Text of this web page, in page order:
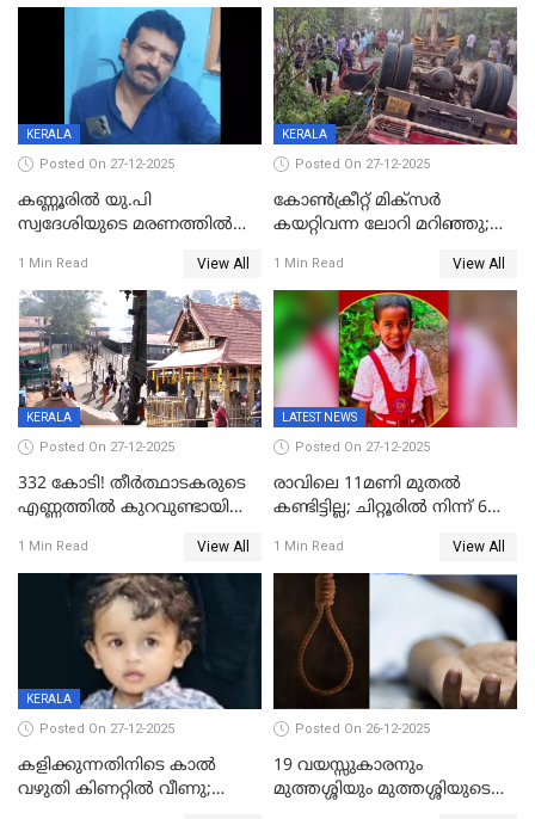
പത്തുപേരെ പുറത്താക്കി,
ചൊവ്വന്നൂരിലും നടപടി
KERALA
Posted On 27-12-2025
കണ്ണൂരിൽ യു.പി
സ്വദേശിയുടെ മരണത്തിൽ
കേസ്; തർക്കമുണ്ടായത്
ഫേഷ്യലിന് 300 രൂപ
ആവശ്യപ്പെട്ടതിനെച്ചൊല്ലി
1 Min Read View All
KERALA
Posted On 27-12-2025
കോണ്‍ക്രീറ്റ് മിക്‌സര്‍
കയറ്റിവന്ന ലോറി മറിഞ്ഞു;
അപകടം കണ്ണൂരിൽ
1 Min Read View All
KERALA
Posted On 27-12-2025
332 കോടി! തീർത്ഥാടകരുടെ
എണ്ണത്തിൽ കുറവുണ്ടായിട്ടും
കുതിച്ചുയരുന്നു
1 Min Read View All
LATEST NEWS
Posted On 27-12-2025
രാവിലെ 11മണി മുതൽ
കണ്ടിട്ടില്ല; ചിറ്റൂരിൽ നിന്ന് 6
1 Min Read View All
KERALA
Posted On 27-12-2025
കളിക്കുന്നതിനിടെ കാൽ
വഴുതി കിണറ്റിൽ വീണു;
Posted On 26-12-2025
19 വയസ്സുകാരനും
മുത്തശ്ശിയും മുത്തശ്ശിയുടെ